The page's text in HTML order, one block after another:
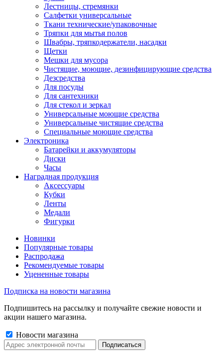
Лестницы, стремянки
Салфетки универсальные
Ткани технические/упаковочные
Тряпки для мытья полов
Швабры, тряпкодержатели, насадки
Щетки
Мешки для мусора
Чистящие, моющие, дезинфицирующие средства
Дезсредства
Для посуды
Для сантехники
Для стекол и зеркал
Универсальные моющие средства
Универсальные чистящие средства
Специальные моющие средства
Электроника
Батарейки и аккумуляторы
Диски
Часы
Наградная продукция
Аксессуары
Кубки
Ленты
Медали
Фигурки
Новинки
Популярные товары
Распродажа
Рекомендуемые товары
Уцененные товары
Подписка на новости магазина
Подпишитесь на рассылку и получайте свежие новости и
акции нашего магазина.
Новости магазина